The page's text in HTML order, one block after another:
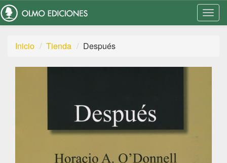
Inicio
Tienda Después